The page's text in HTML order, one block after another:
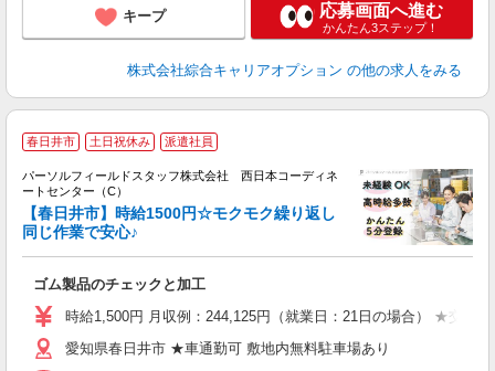
キープ 応募画面へ進む
かんたん3ステップ！
株式会社綜合キャリアオプション の他の求人をみる
春日井市 土日祝休み 派遣社員
パーソルフィールドスタッフ株式会社 西日本コーディネ
ートセンター（C）
【春日井市】時給1500円☆モクモク繰り返し
同じ作業で安心♪
ゴム製品のチェックと加工
時給1,500円 月収例：244,125円（就業日：21日の場合） ★交通費
愛知県春日井市 ★車通勤可 敷地内無料駐車場あり